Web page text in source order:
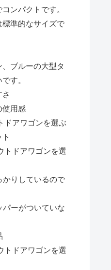
ンパクトです。
標準的なサイズで
ブルーの大型タ
す。
さ
使用感
ドアワゴンを選ぶ
トドアワゴンを選
かりしているので
パーがついていな
トドアワゴンを選